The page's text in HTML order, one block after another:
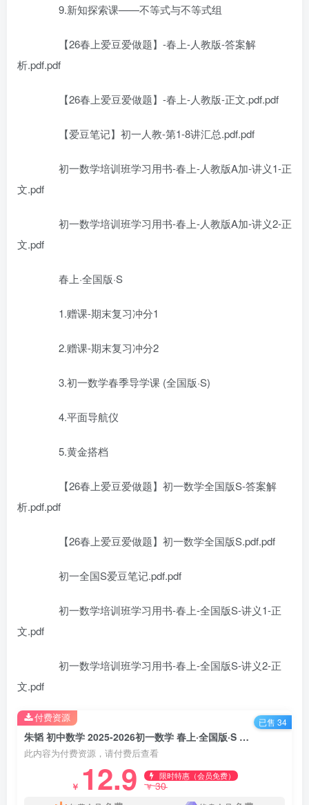
9.新知探索课——不等式与不等式组
【26春上爱豆爱做题】-春上-人教版-答案解
析.pdf.pdf
【26春上爱豆爱做题】-春上-人教版-正文.pdf.pdf
【爱豆笔记】初一人教-第1-8讲汇总.pdf.pdf
初一数学培训班学习用书-春上-人教版A加-讲义1-正
文.pdf
初一数学培训班学习用书-春上-人教版A加-讲义2-正
文.pdf
春上·全国版·S
1.赠课-期末复习冲分1
2.赠课-期末复习冲分2
3.初一数学春季导学课 (全国版·S)
4.平面导航仪
5.黄金搭档
【26春上爱豆爱做题】初一数学全国版S-答案解
析.pdf.pdf
【26春上爱豆爱做题】初一数学全国版S.pdf.pdf
初一全国S爱豆笔记.pdf.pdf
初一数学培训班学习用书-春上-全国版S-讲义1-正
文.pdf
初一数学培训班学习用书-春上-全国版S-讲义2-正
文.pdf
朱韬 初中数学 2025-2026初一数学 春上·全国版·S 人教版·A+ 百度网盘下载
此内容为付费资源，请付费后查看
￥ 12.9 限时特惠（会员免费）
￥30
付费资源 已售 34